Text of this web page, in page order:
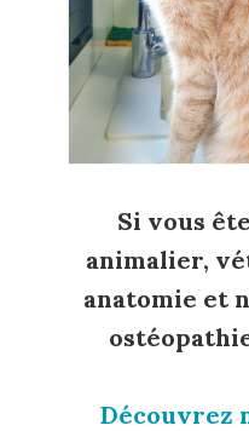
Si vous
animalier,
anatomie et
Découvrez